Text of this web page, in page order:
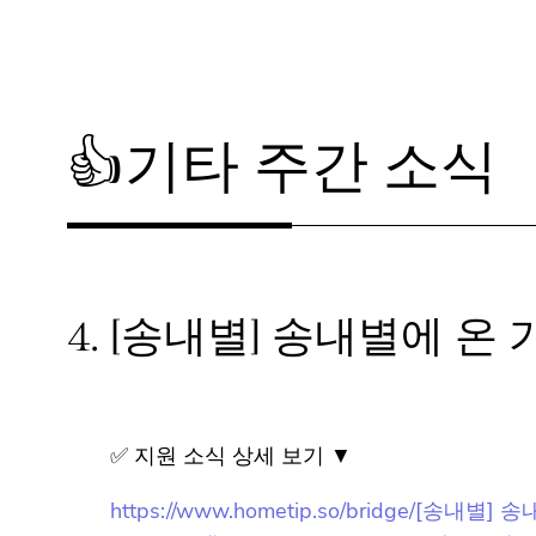
👍기타 주간 소식
4. [송내별] 송내별에 온
✅ 지원 소식 상세 보기 ▼
https://www.hometip.so/bridge/[송내별] 송
url=https://bucheon.familynet.or.kr/center/